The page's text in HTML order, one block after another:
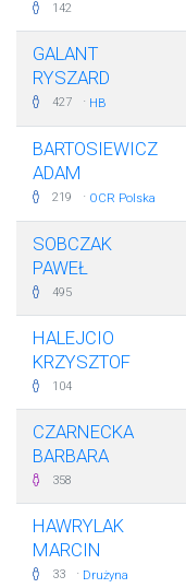
142
GALANT
RYSZARD
427 · HB
BARTOSIEWICZ
ADAM
219 · OCR Polska
SOBCZAK
PAWEŁ
495
HALEJCIO
KRZYSZTOF
104
CZARNECKA
BARBARA
358
HAWRYLAK
MARCIN
33 · Drużyna